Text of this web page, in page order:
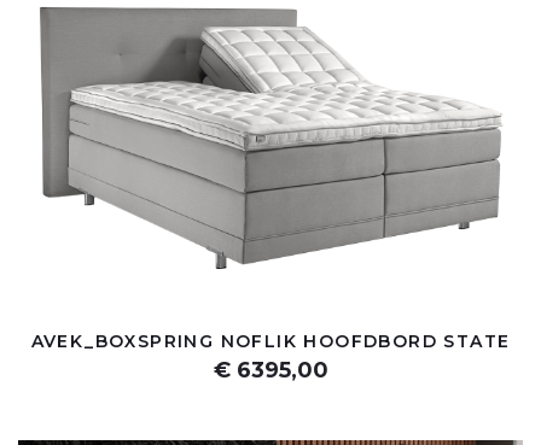
AVEK_BOXSPRING NOFLIK HOOFDBORD STATE
€ 6395,00